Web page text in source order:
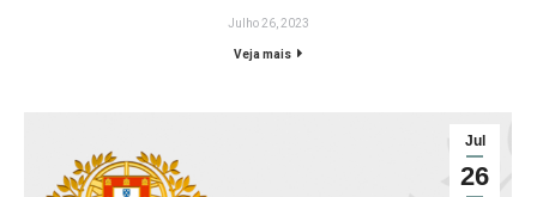
Julho 26, 2023
Veja mais
Jul
26